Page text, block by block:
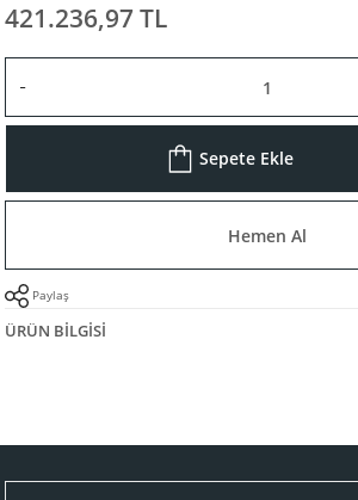
421.236,97 TL
Sepete Ekle
Hemen Al
Paylaş
ÜRÜN BILGISI